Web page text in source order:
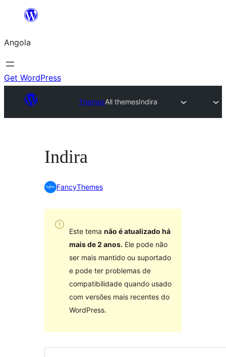
Saltar
o
conteúdo
Angola
Get WordPress
ThemesAll themesIndira
Indira
FancyThemes
Este tema não é atualizado há
mais de 2 anos. Ele pode não
ser mais mantido ou suportado
e pode ter problemas de
compatibilidade quando usado
com versões mais recentes do
WordPress.